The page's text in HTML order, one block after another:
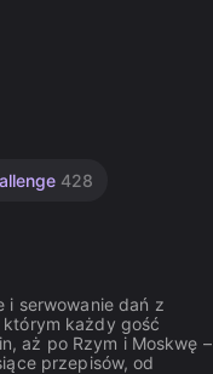
428
i serwowanie dań z
którym każdy gość
aż po Rzym i Moskwę –
przepisów, od